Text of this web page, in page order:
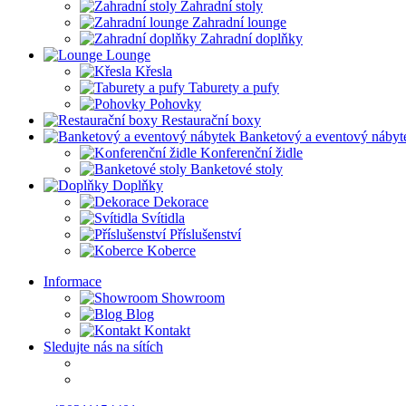
Zahradní stoly
Zahradní lounge
Zahradní doplňky
Lounge
Křesla
Taburety a pufy
Pohovky
Restaurační boxy
Banketový a eventový
Konferenční židle
Banketové stoly
Doplňky
Dekorace
Svítidla
Příslušenství
Koberce
Informace
Showroom
Blog
Kontakt
Sledujte nás na sítích